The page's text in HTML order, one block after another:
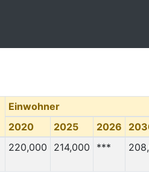
Einwohner
2020
2025 2026
220,000 214,000 ***